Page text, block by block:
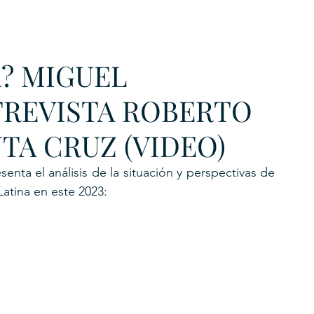
MIGUEL
ROBERTO
CRUZ (VIDEO)
el análisis de la situación y perspectivas de
en este 2023: